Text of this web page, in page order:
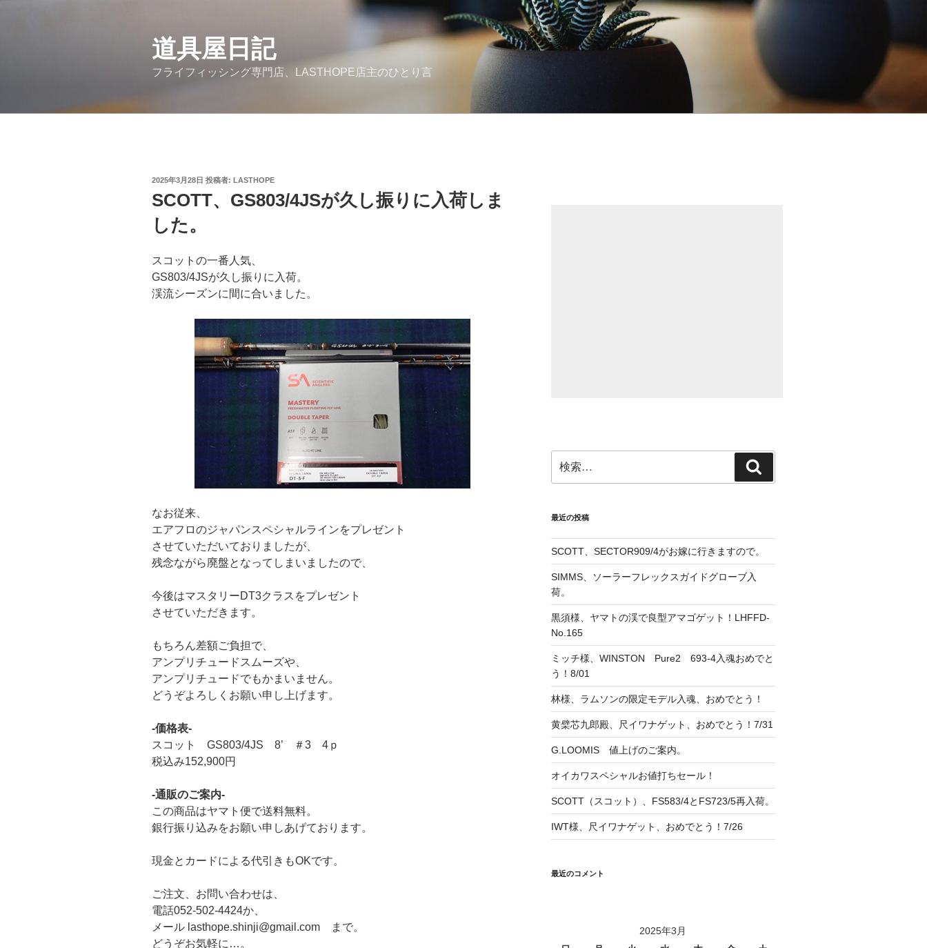
道具屋日記
フライフィッシング専門店、LASTHOPE店主のひとり言
投
日:
2025年3月28日 投稿者: LASTHOPE
SCOTT、GS803/4JSが久し振りに入荷しま
した。
スコットの一番人気、
GS803/4JSが久し振りに入荷。
渓流シーズンに間に合いました。
なお従来、
エアフロのジャパンスペシャルラインをプレゼント
させていただいておりましたが、
残念ながら廃盤となってしまいましたので、
今後はマスタリーDT3クラスをプレゼント
させていただきます。
もちろん差額ご負担で、
アンプリチュードスムーズや、
アンプリチュードでもかまいません。
どうぞよろしくお願い申し上げます。
-価格表-
スコット GS803/4JS 8’ ＃3 4ｐ
税込み152,900円
-通販のご案内-
この商品はヤマト便で送料無料。
銀行振り込みをお願い申しあげております。
現金とカードによる代引きもOKです。
ご注文、お問い合わせは、
電話052-502-4424か、
メール lasthope.shinji@gmail.com まで。
どうぞお気軽に…。
索:
索
最近の投稿
SCOTT、SECTOR909/4がお嫁に行きますので。
SIMMS、ソーラーフレックスガイドグローブ入
荷。
黒須様、ヤマトの渓で良型アマゴゲット！LHFFD-
No.165
ミッチ様、WINSTON Pure2 693-4入魂おめでと
う！8/01
林様、ラムソンの限定モデル入魂、おめでとう！
黄檗芯九郎殿、尺イワナゲット、おめでとう！7/31
G.LOOMIS 値上げのご案内。
オイカワスペシャルお値打ちセール！
SCOTT（スコット）、FS583/4とFS723/5再入荷。
IWT様、尺イワナゲット、おめでとう！7/26
最近のコメント
2025年3月